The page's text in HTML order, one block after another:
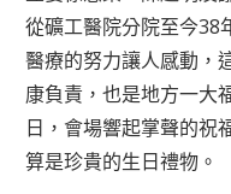
從礦工醫院分院至今38
醫療的努力讓人感動，
康負責，也是地方一大
日，會場響起掌聲的祝
算是珍貴的生日禮物。